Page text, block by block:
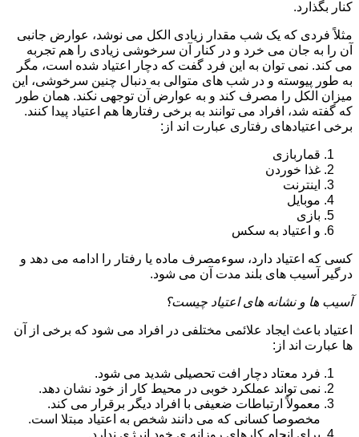
کنار بگذارد.
مثلاً فردی که یک شب مقدار زیادی الکل می نوشد، عوارض جانبی
آن را به جان می خرد و در کنار آن سرخوشی زیادی را هم تجربه
می کند. نمی توان به این فرد گفت که دچار اعتیاد شده است، مگر
به طور پیوسته و در شب های متوالی به دنبال چنین سرخوشی، این
میزان الکل را مصرف کند و به عوارض آن توجهی نکند. همان طور
که گفته شد، افراد می توانند به برخی رفتارها هم اعتیاد پیدا کنند.
برخی اعتیادهای رفتاری عبارت اند از:
قماربازی
غذا خوردن
اینترنت
موبایل
بازی
و اعتیاد به سکس
کسی که اعتیاد دارد، سوءمصرف ماده یا رفتار را ادامه می دهد و
درگیر آسیب های بلند مدت آن می شود.
آسیب ها و نشانه های اعتیاد چیست؟
اعتیاد باعث ایجاد علائمی مختلفی در افراد می شود که برخی از آن
ها عبارت اند از:
فرد معتاد دچار افت تحصیلی شدید می شود.
نمی تواند عملکرد خوبی در محیط کار از خود نشان دهد.
معمولاً ارتباطات ضعیفی با افراد دیگر برقرار می کند.
مخصوصا کسانی که می دانند شخص به اعتیاد مبتلا است.
برای انجام کارهای روزانه ی خود انرژی ندارد.